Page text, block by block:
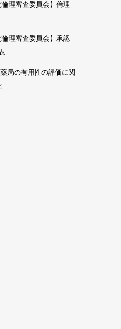
倫理審査委員会】倫理
倫理審査委員会】承認
局の有用性の評価に関